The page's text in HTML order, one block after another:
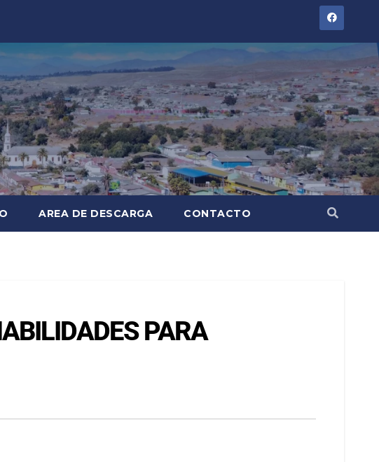
AREA DE DESCARGA CONTACTO
PARA